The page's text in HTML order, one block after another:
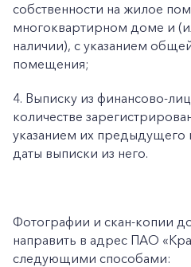
собственности на жилое
многоквартирном доме и
наличии), с указанием
помещения;
4. Выписку из финансово-
количестве
указанием их предыдущего
даты выписки из него.
Фотографии и скан-копии
направить в адрес ПАО
следующими способами: